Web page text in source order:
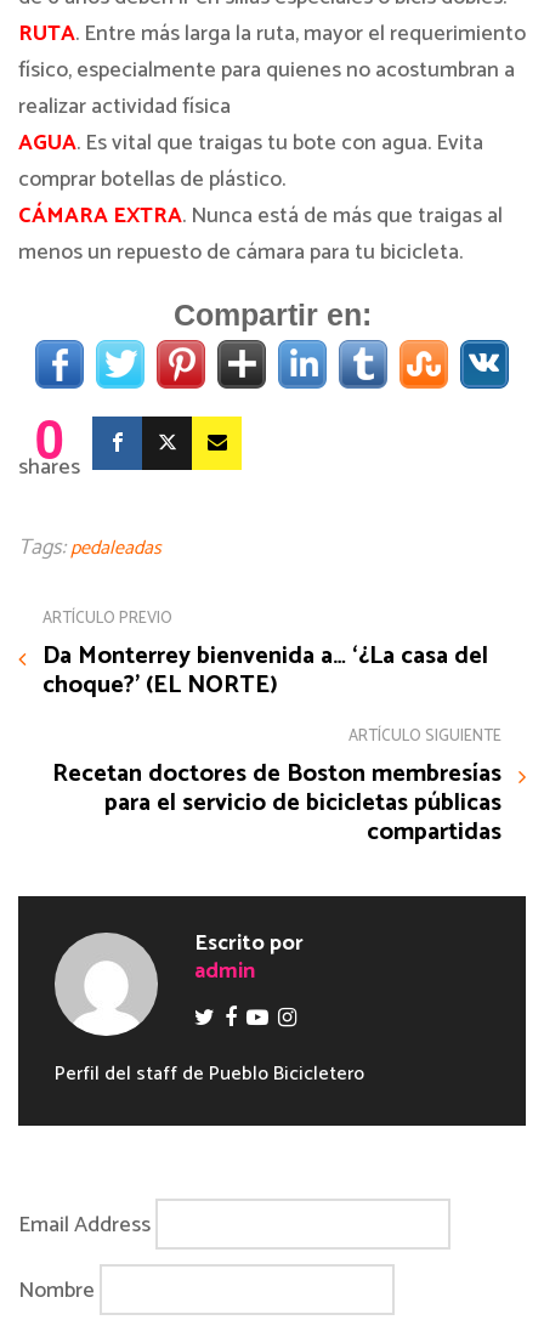
RUTA. Entre más larga la ruta, mayor el requerimiento
físico, especialmente para quienes no acostumbran a
realizar actividad física
AGUA. Es vital que traigas tu bote con agua. Evita
comprar botellas de plástico.
CÁMARA EXTRA. Nunca está de más que traigas al
menos un repuesto de cámara para tu bicicleta.
Compartir en:
0
shares
Tags:pedaleadas
ARTÍCULO PREVIO
Da Monterrey bienvenida a… ‘¿La casa del
choque?’ (EL NORTE)
ARTÍCULO SIGUIENTE
Recetan doctores de Boston membresías
para el servicio de bicicletas públicas
compartidas
Escrito por
admin
Perfil del staff de Pueblo Bicicletero
Email Address
Nombre